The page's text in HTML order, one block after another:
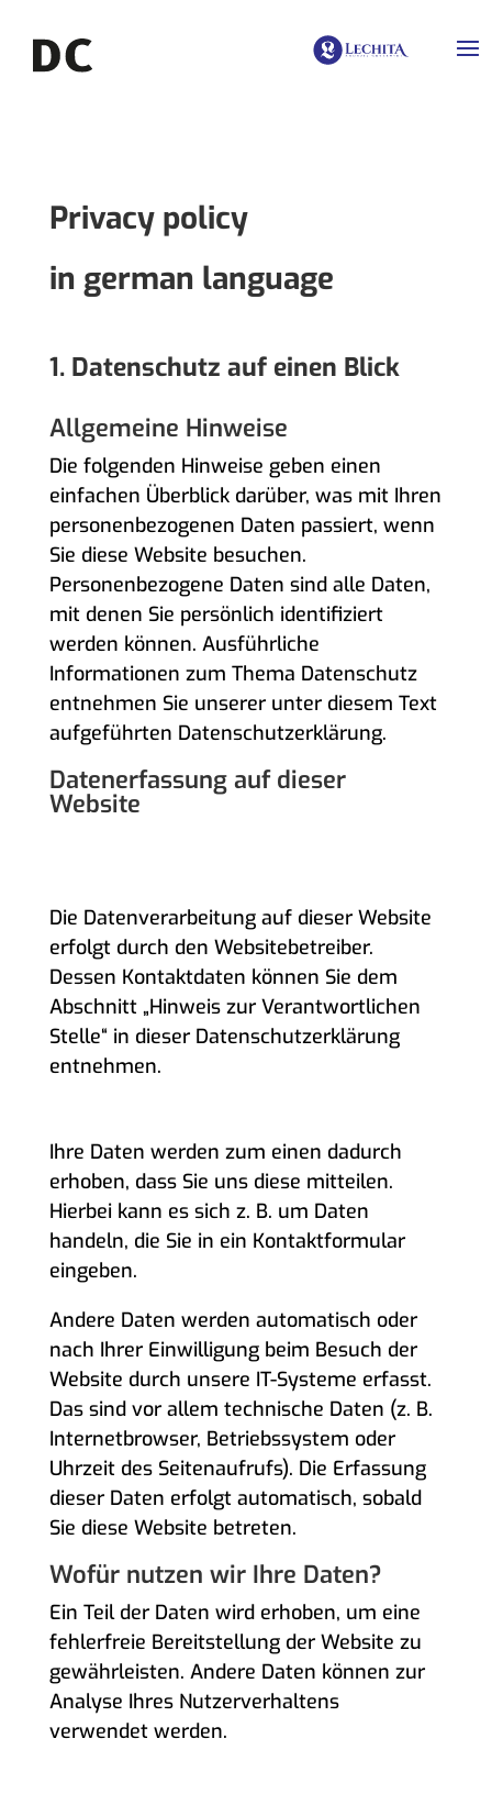
Privacy policy
in german language
1. Datenschutz auf einen Blick
Allgemeine Hinweise
Die folgenden Hinweise geben einen
einfachen Überblick darüber, was mit Ihren
personenbezogenen Daten passiert, wenn
Sie diese Website besuchen.
Personenbezogene Daten sind alle Daten,
mit denen Sie persönlich identifiziert
werden können. Ausführliche
Informationen zum Thema Datenschutz
entnehmen Sie unserer unter diesem Text
aufgeführten Datenschutzerklärung.
Datenerfassung auf dieser
Website
Die Datenverarbeitung auf dieser Website
erfolgt durch den Websitebetreiber.
Dessen Kontaktdaten können Sie dem
Abschnitt „Hinweis zur Verantwortlichen
Stelle“ in dieser Datenschutzerklärung
entnehmen.
Ihre Daten werden zum einen dadurch
erhoben, dass Sie uns diese mitteilen.
Hierbei kann es sich z. B. um Daten
handeln, die Sie in ein Kontaktformular
eingeben.
Andere Daten werden automatisch oder
nach Ihrer Einwilligung beim Besuch der
Website durch unsere IT-Systeme erfasst.
Das sind vor allem technische Daten (z. B.
Internetbrowser, Betriebssystem oder
Uhrzeit des Seitenaufrufs). Die Erfassung
dieser Daten erfolgt automatisch, sobald
Sie diese Website betreten.
Wofür nutzen wir Ihre Daten?
Ein Teil der Daten wird erhoben, um eine
fehlerfreie Bereitstellung der Website zu
gewährleisten. Andere Daten können zur
Analyse Ihres Nutzerverhaltens
verwendet werden.